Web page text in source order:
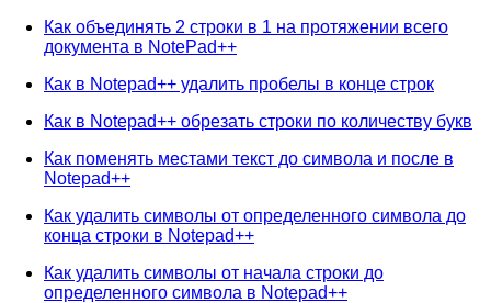
Как объединять 2 строки в 1 на протяжении всего
документа в NotePad++
Как в Notepad++ удалить пробелы в конце строк
Как в Notepad++ обрезать строки по количеству букв
Как поменять местами текст до символа и после в
Notepad++
Как удалить символы от определенного символа до
конца строки в Notepad++
Как удалить символы от начала строки до
определенного символа в Notepad++